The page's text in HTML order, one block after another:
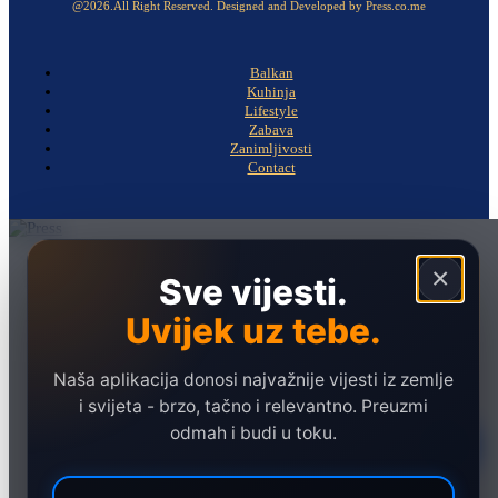
@2026.All Right Reserved. Designed and Developed by Press.co.me
Balkan
Kuhinja
Lifestyle
Zabava
Zanimljivosti
Contact
×
Sve vijesti.
Uvijek uz tebe.
Naša aplikacija donosi najvažnije vijesti iz zemlje
i svijeta - brzo, tačno i relevantno. Preuzmi
odmah i budi u toku.
Ekonomija